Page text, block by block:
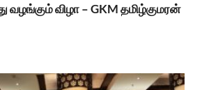
வழங்கும் விழா – GKM தமிழ்குமரன்